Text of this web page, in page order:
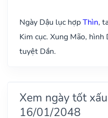
Ngày Dậu lục hợpThìn,
Kim cục. Xung Mão, hình
tuyệt Dần.
Xem ngày tốt
16/01/2048